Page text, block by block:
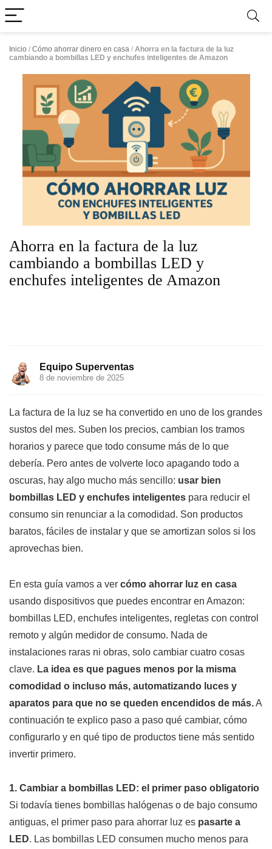
Inicio / Cómo ahorrar dinero en casa / Ahorra en la factura de la luz
cambiando a bombillas LED y enchufes inteligentes de Amazon
Ahorra en la factura de la luz
cambiando a bombillas LED y
enchufes inteligentes de Amazon
Equipo Superventas
8 de noviembre de 2025
La factura de la luz se ha convertido en uno de los grandes
sustos del mes. Suben los precios, cambian los tramos
horarios y parece que todo consume más de lo que
debería. Pero antes de volverte loco apagando todo a
oscuras, hay algo mucho más sencillo: usar bien
bombillas LED y enchufes inteligentes para reducir el
consumo sin renunciar a la comodidad. Son productos
baratos, fáciles de instalar y que se amortizan solos si los
aprovechas bien.
En esta guía vamos a ver cómo ahorrar luz en casa
usando dispositivos que puedes encontrar en Amazon:
bombillas LED, enchufes inteligentes, regletas con control
remoto y algún medidor de consumo. Nada de
instalaciones raras ni obras, solo cambiar cuatro cosas
clave. La idea es que pagues menos por la misma
comodidad o incluso más, automatizando luces y
aparatos para que no se queden encendidos de más.A
continuación te explico paso a paso qué cambiar, cómo
configurarlo y en qué tipo de productos tiene más sentido
invertir primero.
1. Cambiar a bombillas LED: el primer paso obligatorio
Si todavía tienes bombillas halógenas o de bajo consumo
antiguas, el primer paso para ahorrar luz es pasarte a
LED. Las bombillas LED consumen mucho menos para